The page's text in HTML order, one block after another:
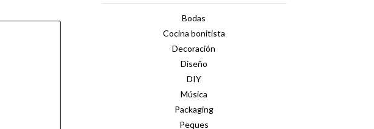
Bodas
Cocina bonitista
Decoración
Diseño
DIY
Música
Packaging
Peques